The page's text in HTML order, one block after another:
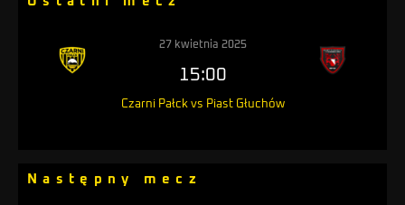
27 kwietnia 2025
15:00
Czarni Pałck vs Piast Głuchów
Następny mecz